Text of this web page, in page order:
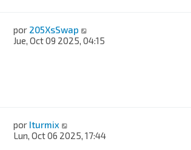
por 205XsSwap
Jue, Oct 09 2025, 04:15
por Iturmix
Lun, Oct 06 2025, 17:44